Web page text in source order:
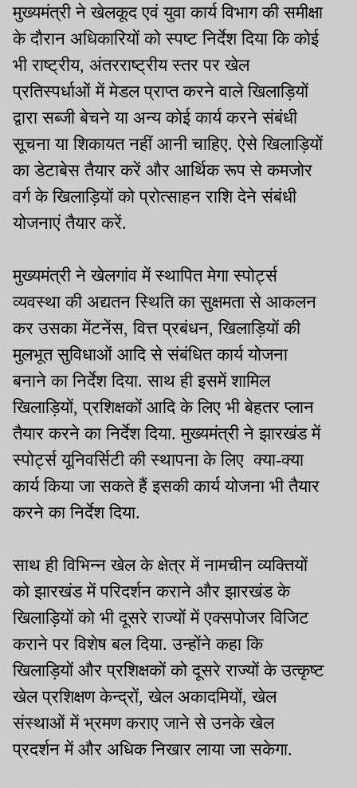
मुख्यमंत्री ने खेलकूद एवं युवा कार्य विभाग की समीक्षा
के दौरान अधिकारियों को स्पष्ट निर्देश दिया कि कोई
भी राष्ट्रीय, अंतरराष्ट्रीय स्तर पर खेल
प्रतिस्पर्धाओं में मेडल प्राप्त करने वाले खिलाड़ियों
द्वारा सब्जी बेचने या अन्य कोई कार्य करने संबंधी
सूचना या शिकायत नहीं आनी चाहिए. ऐसे खिलाड़ियों
का डेटाबेस तैयार करें और आर्थिक रूप से कमजोर
वर्ग के खिलाड़ियों को प्रोत्साहन राशि देने संबंधी
योजनाएं तैयार करें.
मुख्यमंत्री ने खेलगांव में स्थापित मेगा स्पोर्ट्स
व्यवस्था की अद्यतन स्थिति का सुक्षमता से आकलन
कर उसका मेंटनेंस, वित्त प्रबंधन, खिलाड़ियों की
मुलभूत सुविधाओं आदि से संबंधित कार्य योजना
बनाने का निर्देश दिया. साथ ही इसमें शामिल
खिलाड़ियों, प्रशिक्षकों आदि के लिए भी बेहतर प्लान
तैयार करने का निर्देश दिया. मुख्यमंत्री ने झारखंड में
स्पोर्ट्स यूनिवर्सिटी की स्थापना के लिए क्या-क्या
कार्य किया जा सकते हैं इसकी कार्य योजना भी तैयार
करने का निर्देश दिया.
साथ ही विभिन्न खेल के क्षेत्र में नामचीन व्यक्तियों
को झारखंड में परिदर्शन कराने और झारखंड के
खिलाड़ियों को भी दूसरे राज्यों में एक्सपोजर विजिट
कराने पर विशेष बल दिया. उन्होंने कहा कि
खिलाड़ियों और प्रशिक्षकों को दूसरे राज्यों के उत्कृष्ट
खेल प्रशिक्षण केन्द्रों, खेल अकादमियों, खेल
संस्थाओं में भ्रमण कराए जाने से उनके खेल
प्रदर्शन में और अधिक निखार लाया जा सकेगा.